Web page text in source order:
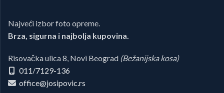
Najveći izbor foto opreme.
Brza, sigurna i najbolja kupovina.
Risovačka ulica 8, Novi Beograd (Bežanijska kosa)
011/7129-136
office@josipovic.rs